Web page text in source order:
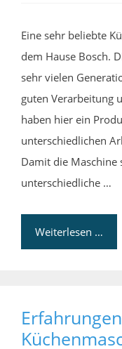
Eine sehr beliebte
dem Hause Bosch.
sehr vielen
guten Verarbeitung
haben hier ein
unterschiedlichen
Damit die Maschine
unterschiedliche …
Weiterlesen …